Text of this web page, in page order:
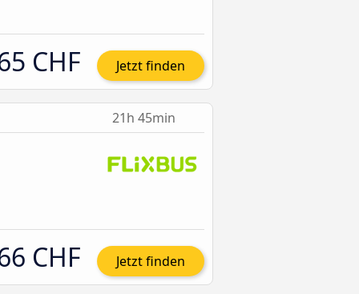
CHF Jetzt finden
21h 45min
CHF Jetzt finden